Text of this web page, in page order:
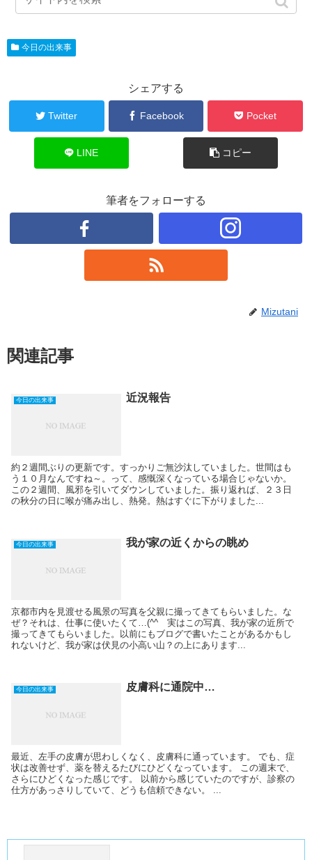
今日の出来事
シェアする
Twitter Facebook Pocket
LINE コピー
筆者をフォローする
Mizutani
関連記事
今日の出来事 近況報告
約２週間ぶりの更新です。すっかりご無沙汰していました。世間はも
う１０月なんですね～。って、感慨深くなっている場合じゃないか。
この２週間、風邪を引いてダウンしていました。振り返れば、２３日
の秋分の日に喉が痛み出し、熱発。熱はすぐに下がりました...
今日の出来事 我が家の近くからの眺め
京都市内を見渡せる風景の写真を父親に撮ってきてもらいました。な
ぜ？それは、仕事に使いたくて…(^^ゞ実はこの写真、我が家の近所で
撮ってきてもらいました。以前にもブログで書いたことがあるかもし
れないけど、我が家は伏見の小高い山？の上にあります...
今日の出来事 皮膚科に通院中…
最近、左手の皮膚が思わしくなく、皮膚科に通っています。 でも、症
状は改善せず、薬を替えるたびにひどくなっています。 この週末で、
さらにひどくなった感じです。 以前から感じていたのですが、診察の
仕方があっさりしていて、どうも信頼できない。 ...